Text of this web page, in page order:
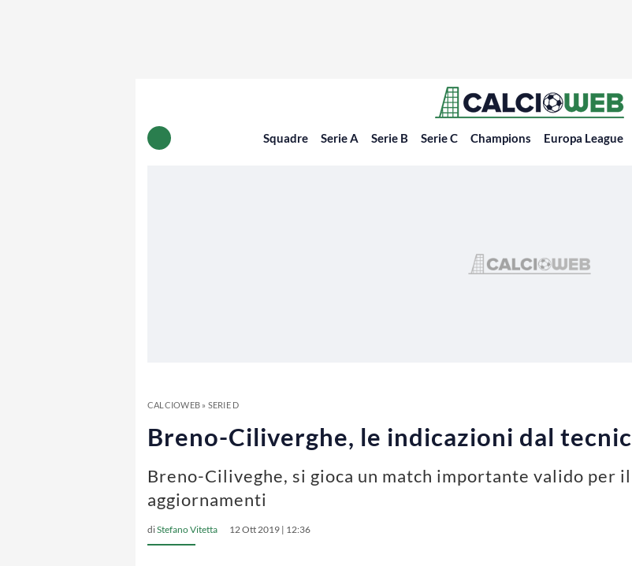
Squadre Serie A Serie B Serie C Champions Europa League
CALCIOWEB» SERIE D
Breno-Ciliverghe, le indicazioni dal
Breno-Ciliveghe, si gioca un match importante valido per
aggiornamenti
diStefano Vitetta 12 Ott 2019 | 12:36